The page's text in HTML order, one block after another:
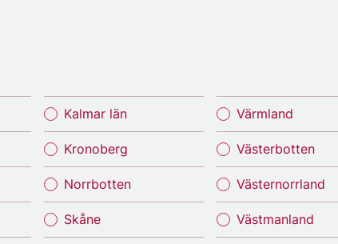
Kalmar län
Kronoberg
Norrbotten
Skåne
Värmland
Västerbotten
Västernorrland
Västmanland